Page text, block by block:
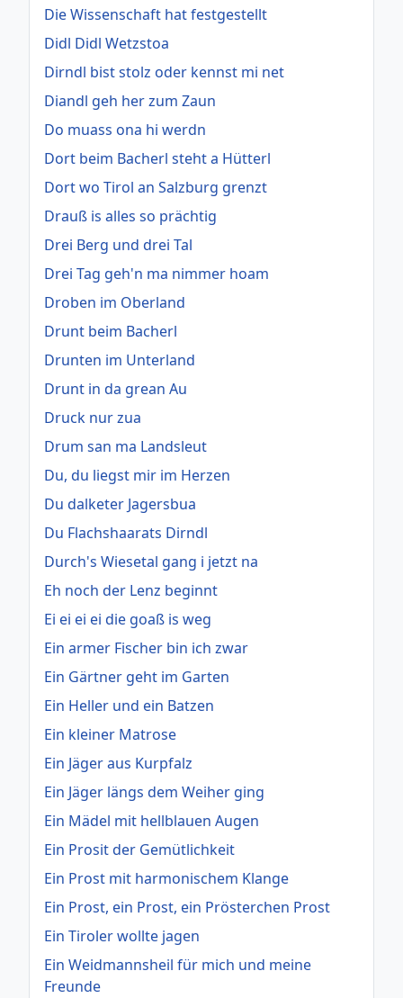
Die Wissenschaft hat festgestellt
Didl Didl Wetzstoa
Dirndl bist stolz oder kennst mi net
Diandl geh her zum Zaun
Do muass ona hi werdn
Dort beim Bacherl steht a Hütterl
Dort wo Tirol an Salzburg grenzt
Drauß is alles so prächtig
Drei Berg und drei Tal
Drei Tag geh'n ma nimmer hoam
Droben im Oberland
Drunt beim Bacherl
Drunten im Unterland
Drunt in da grean Au
Druck nur zua
Drum san ma Landsleut
Du, du liegst mir im Herzen
Du dalketer Jagersbua
Du Flachshaarats Dirndl
Durch's Wiesetal gang i jetzt na
Eh noch der Lenz beginnt
Ei ei ei ei die goaß is weg
Ein armer Fischer bin ich zwar
Ein Gärtner geht im Garten
Ein Heller und ein Batzen
Ein kleiner Matrose
Ein Jäger aus Kurpfalz
Ein Jäger längs dem Weiher ging
Ein Mädel mit hellblauen Augen
Ein Prosit der Gemütlichkeit
Ein Prost mit harmonischem Klange
Ein Prost, ein Prost, ein Prösterchen Prost
Ein Tiroler wollte jagen
Ein Weidmannsheil für mich und meine
Freunde